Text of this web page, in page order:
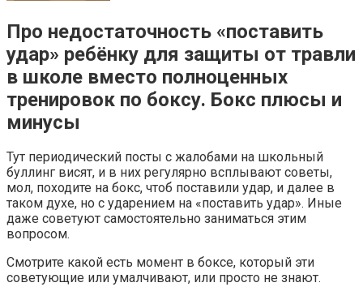
Про недостаточность «поставить
удар» ребёнку для защиты от травли
в школе вместо полноценных
тренировок по боксу. Бокс плюсы и
минусы⁠ ⁠
Тут периодический посты с жалобами на школьный
буллинг висят, и в них регулярно всплывают советы,
мол, походите на бокс, чтоб поставили удар, и далее в
таком духе, но с ударением на «поставить удар». Иные
даже советуют самостоятельно заниматься этим
вопросом.
Смотрите какой есть момент в боксе, который эти
советующие или умалчивают, или просто не знают.